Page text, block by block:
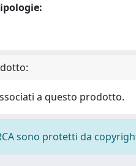
a questo prodotto.
sono protetti da